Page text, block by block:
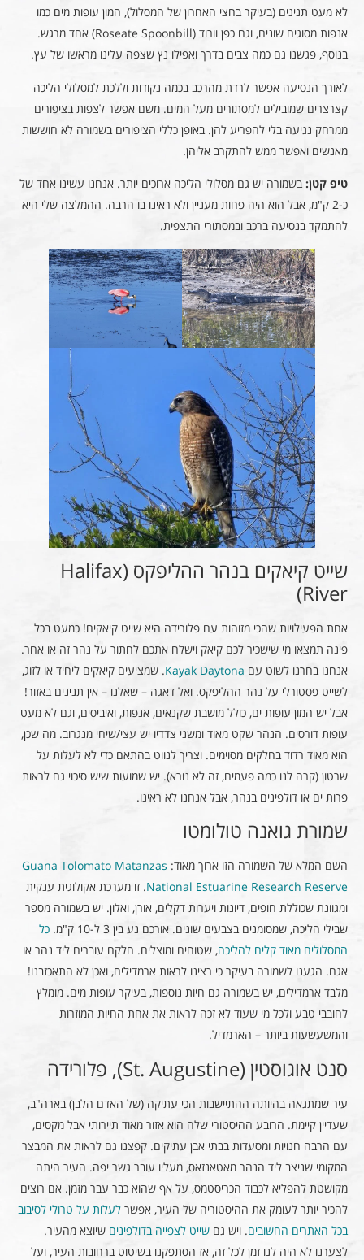
לא מעט תנינים (בעיקר בחצי האחרון של המסלול), המון עופות מים כמו
אנפות מסוגים שונים, וגם כפן וורוד (Roseate Spoonbill) אחד מרגש.
בנוסף, פגשנו גם כמה צבים בדרך ואפילו נץ שצפה עלינו מראשו של עץ.
לאורך הנסיעה אפשר לרדת מהרכב בכמה נקודות וללכת למסלולי הליכה
קצרצרים שמובילים למסתורים מעל המים. משם אפשר לצפות בציפורים
ממרחק נגיעה בלי להפריע להן. באופן כללי הציפורים בשמורה לא חוששות
מאנשים ואפשר ממש להתקרב אליהן.
טיפ קטן:בשמורה יש גם מסלולי הליכה ארוכים יותר. אנחנו עשינו אחד של
כ-2 ק"מ, אבל הוא היה פחות מעניין ולא ראינו בו הרבה. ההמלצה שלי היא
להתמקד בנסיעה ברכב ובמסתורי התצפית.
שייט קיאקים בנהר ההליפקס (Halifax
River)
אחת הפעילויות שהכי מזוהות עם פלורידה היא שייט קיאקים! כמעט בכל
פינה תמצאו מי שישכיר לכם קיאק וישלח אתכם לחתור על נהר זה או אחר.
אנחנו בחרנו לשוט עם Kayak Daytona. שמציעים קיאקים ליחיד או לזוג,
לשייט פסטורלי על נהר ההליפקס. ואל דאגה – שאלנו – אין תנינים באזור!
אבל יש המון עופות ים, כולל מושבת שקנאים, אנפות, ואיביסים, וגם לא מעט
עופות דורסים. הנהר שקט מאוד ומשני צדדיו יש עצי/שיחי מנגרוב. מה שכן,
הוא מאוד רדוד בחלקים מסוימים. וצריך לנווט בהתאם כדי לא לעלות על
שרטון (קרה לנו כמה פעמים, זה לא נורא). יש שמועות שיש סיכוי גם לראות
פרות ים או דולפינים בנהר, אבל אנחנו לא ראינו.
שמורת גואנה טולומטו
השם המלא של השמורה הזו ארוך מאוד: Guana Tolomato Matanzas
National Estuarine Research Reserve. זו מערכת אקולוגית ענקית
ומגוונת שכוללת חופים, דיונות ויערות דקלים, אורן, ואלון. יש בשמורה מספר
שבילי הליכה, שמסומנים בצבעים שונים. אורכם נע בין 3 ל-10 ק"מ.
כל
המסלולים מאוד קלים להליכה, שטוחים ומוצלים. חלקם עוברים ליד נהר או
אגם. הגענו לשמורה בעיקר כי רצינו לראות ארמדילים, ואכן לא התאכזבנו!
מלבד ארמדילים, יש בשמורה גם חיות נוספות, בעיקר עופות מים. מומלץ
לחובבי טבע ולכל מי שעוד לא זכה לראות את אחת החיות המוזרות
והמשעשעות ביותר – הארמדיל.
סנט אוגוסטין (St. Augustine), פלורידה
עיר שמתגאה בהיותה ההתיישבות הכי עתיקה (של האדם הלבן) בארה"ב,
שעדיין קיימת. הרובע ההיסטורי שלה הוא אזור מאוד תיירותי אבל מקסים,
עם הרבה חנויות ומסעדות בבתי אבן עתיקים. קפצנו גם לראות את המבצר
המקומי שניצב ליד הנהר מאטאנזאס, מעליו עובר גשר יפה. העיר היתה
מקושטת להפליא לכבוד הכריסטמס, על אף שהוא כבר עבר מזמן. אם רוצים
להכיר יותר לעומק את ההיסטוריה של העיר, אפשר לעלות על טרולי לסיבוב
בכל האתרים החשובים. ויש גם שייט לצפייה בדולפינים שיוצא מהעיר.
לצערנו לא היה לנו זמן לכל זה, אז הסתפקנו בשיטוט ברחובות העיר, ועל